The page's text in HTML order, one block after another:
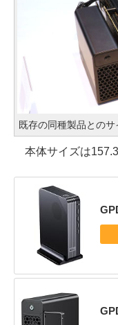
既存の同種製品とのサ
本体サイズは